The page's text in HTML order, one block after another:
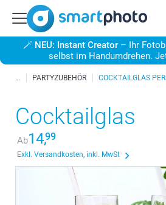
🪄 NEU: Instant Creator – Ihr
selbst im Handumdrehen.
PARTYZUBEHÖR COCKTAILGLAS
Cocktailglas
Ab14,99
Exkl. Versandkosten, inkl. MwSt